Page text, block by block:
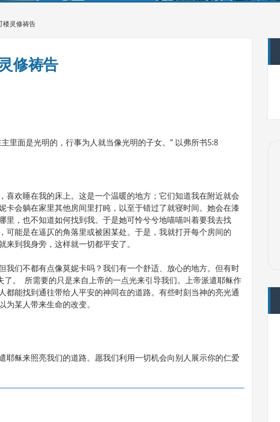
楼灵修祷告
修祷告
里面是光明的，行事为人就当像光明的子女。” 以弗所书5:8
喜欢睡在我的床上。这是一个温暖的地方；它们知道我在附近就会
卡会躺在家里其他房间里打盹，以至于错过了就寝时间。她会在漆
里，也不知道如何找到我。于是她可怜兮兮地喵喵叫着要我去找
可能是在逼仄的角落里或被困某处。于是，我就打开每个房间的
到我身旁，这样就一切都平安了。
我们不都有点像莫妮卡吗？我们有一个舒适、放心的地方。但有时
了。 所需要的只是来自上帝的一点光来引导我们。上帝派遣耶稣作
都能找到通往带给人平安的神同在的道路。有些时刻当神的亮光通
某人带来生命的改变。
耶稣来照亮我们的道路。愿我们利用一切机会向别人展示你的仁爱